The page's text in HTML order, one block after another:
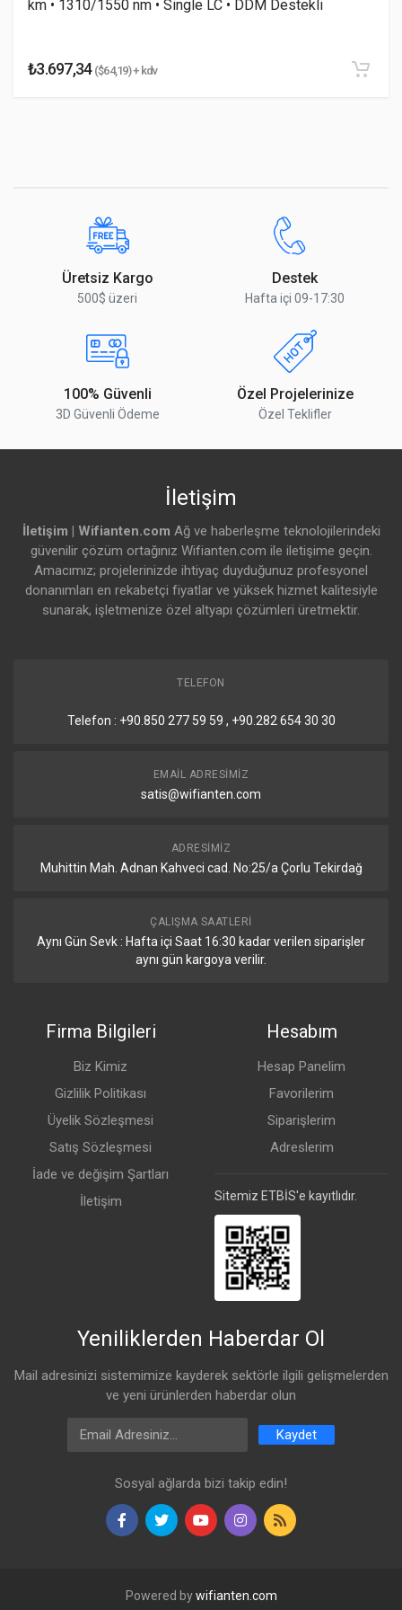
km • 1310/1550 nm • Single LC • DDM Destekli
₺3.697,34($64,19) + kdv
Üretsiz Kargo
500$ üzeri
Destek
Hafta içi 09-17:30
100% Güvenli
3D Güvenli Ödeme
Özel Projelerinize
Özel Teklifler
İletişim
İletişim | Wifianten.com Ağ ve haberleşme teknolojilerindeki
güvenilir çözüm ortağınız Wifianten.com ile iletişime geçin.
Amacımız; projelerinizde ihtiyaç duyduğunuz profesyonel
donanımları en rekabetçi fiyatlar ve yüksek hizmet kalitesiyle
sunarak, işletmenize özel altyapı çözümleri üretmektir.
TELEFON
Telefon : +90.850 277 59 59 , +90.282 654 30 30
EMAIL ADRESIMIZ
satis@wifianten.com
ADRESIMIZ
Muhittin Mah. Adnan Kahveci cad. No:25/a Çorlu Tekirdağ
ÇALIŞMA SAATLERI
Aynı Gün Sevk : Hafta içi Saat 16:30 kadar verilen siparişler
aynı gün kargoya verilir.
Firma Bilgileri
Biz Kimiz
Gizlilik Politikası
Üyelik Sözleşmesi
Satış Sözleşmesi
İade ve değişim Şartları
İletişim
Hesabım
Hesap Panelim
Favorilerim
Siparişlerim
Adreslerim
Sitemiz ETBİS'e kayıtlıdır.
Yeniliklerden Haberdar Ol
Mail adresinizi sistemimize kayderek sektörle ilgili gelişmelerden
ve yeni ürünlerden haberdar olun
Email Address
Kaydet
Sosyal ağlarda bizi takip edin!
Powered bywifianten.com